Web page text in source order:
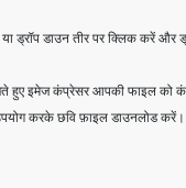
करके छवि फ़ाइल डाउनलोड करें।